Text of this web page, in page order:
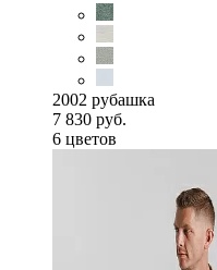
2002 рубашка
7 830 руб.
6 цветов